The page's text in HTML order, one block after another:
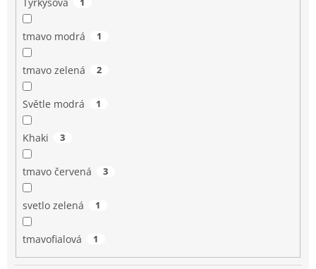
tmavo modrá 1
tmavo zelená 2
Světle modrá 1
Khaki 3
tmavo červená 3
svetlo zelená 1
tmavofialová 1